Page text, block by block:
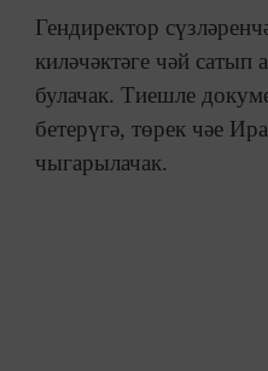
Гендиректор
киләчәктәге чәй сатып
булачак. Тиешле
бетерүгә, төрек чәе
чыгарылачак.